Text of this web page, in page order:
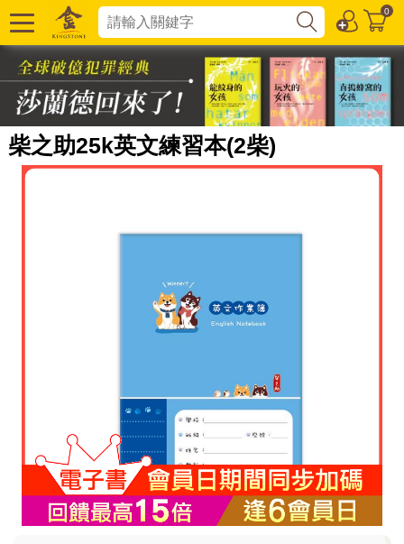
0
柴之助25k英文練習本(2柴)